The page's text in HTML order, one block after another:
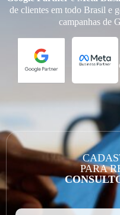
de clientes em todo Brasil e
campanhas de
PARA